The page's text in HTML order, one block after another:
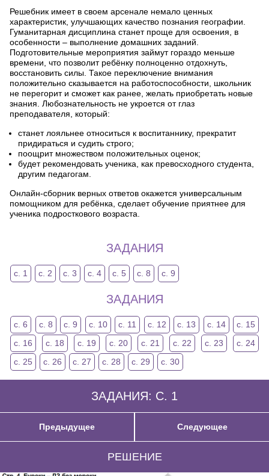
Решебник имеет в своем арсенале немало ценных
характеристик, улучшающих качество познания географии.
Гуманитарная дисциплина станет проще для освоения, в
особенности – выполнение домашних заданий.
Подготовительные мероприятия займут гораздо меньше
времени, что позволит ребёнку полноценно отдохнуть,
восстановить силы. Такое переключение внимания
положительно сказывается на работоспособности, школьник
не перегорит и сможет как ранее, желать приобретать новые
знания. Любознательность не укроется от глаз
преподавателя, который:
станет лояльнее относиться к воспитаннику, прекратит
придираться и судить строго;
поощрит множеством положительных оценок;
будет рекомендовать ученика, как превосходного студента,
другим педагогам.
Онлайн-сборник верных ответов окажется универсальным
помощником для ребёнка, сделает обучение приятнее для
ученика подросткового возраста.
ЗАДАНИЯ
с. 1 с. 2 с. 3 с. 4 с. 5 с. 8 с. 9
ЗАДАНИЯ
с. 6 с. 8 с. 9 с. 10 с. 11 с. 12 с. 13 с. 14
с. 15
с. 16
с. 18 с. 19 с. 20 с. 21 с. 22 с. 23
с. 24
с. 25
с. 26 с. 27 с. 28 с. 29 с. 30
ЗАДАНИЯ: С. 1
Предыдущее Следующее
РЕШЕНИЕ